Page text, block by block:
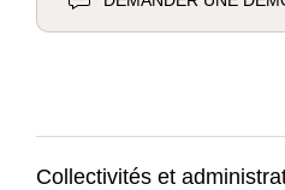
Collectivités et